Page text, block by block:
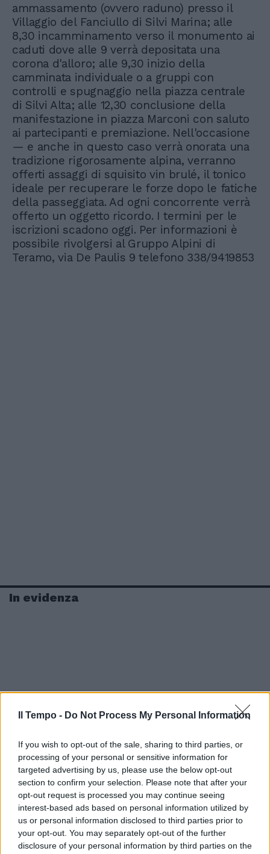
Il Tempo - Do Not Process My Personal Information
If you wish to opt-out of the sale, sharing to third parties, or
processing of your personal or sensitive information for
targeted advertising by us, please use the below opt-out
section to confirm your selection. Please note that after your
opt-out request is processed you may continue seeing
interest-based ads based on personal information utilized by
us or personal information disclosed to third parties prior to
your opt-out. You may separately opt-out of the further
disclosure of your personal information by third parties on the
ammassamento (ovvero raduno) presso il
Villaggio del Fanciullo di Silvi Marina; alle
8,30 incamminamento verso il monumento ai
caduti dove alle 9 verrà depositata una
corona d'alloro; alle 9,30 inizio della
camminata individuale o a gruppi con
controlli e spugnaggio nella piazza centrale
di Silvi Alta; alle 12,30 conclusione della
manifestazione in piazza Marconi con saluto
ai partecipanti e premiazione. Nell'occasione
— e anche in questo caso verrà onorata una
tradizione rigorosamente alpina, verranno
offerti assaggi di squisito vin brulé, il tonico
ideale per recuperare le forze dopo le fatiche
della passeggiata. Ad ogni concorrente verrà
offerto un oggetto ricordo. I termini per le
iscrizioni scadono oggi. Per informazioni è
possibile rivolgersi al Gruppo Alpini di
Teramo, via De Paulis 9 telefono 338/9419853
In evidenza